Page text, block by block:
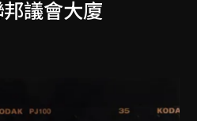
議會大廈